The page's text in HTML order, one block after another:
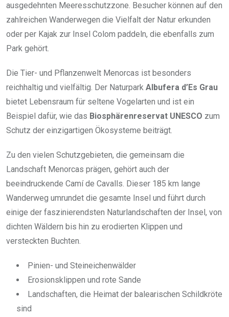
ausgedehnten Meeresschutzzone. Besucher können auf den
zahlreichen Wanderwegen die Vielfalt der Natur erkunden
oder per Kajak zur Insel Colom paddeln, die ebenfalls zum
Park gehört.
Die Tier- und Pflanzenwelt Menorcas ist besonders
reichhaltig und vielfältig. Der Naturpark Albufera d’Es Grau
bietet Lebensraum für seltene Vogelarten und ist ein
Beispiel dafür, wie das Biosphärenreservat UNESCO zum
Schutz der einzigartigen Ökosysteme beiträgt.
Zu den vielen Schutzgebieten, die gemeinsam die
Landschaft Menorcas prägen, gehört auch der
beeindruckende Camí de Cavalls. Dieser 185 km lange
Wanderweg umrundet die gesamte Insel und führt durch
einige der faszinierendsten Naturlandschaften der Insel, von
dichten Wäldern bis hin zu erodierten Klippen und
versteckten Buchten.
Pinien- und Steineichenwälder
Erosionsklippen und rote Sande
Landschaften, die Heimat der balearischen Schildkröte
sind